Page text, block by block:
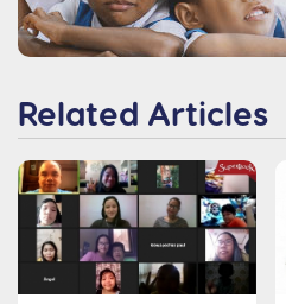
Related Articles